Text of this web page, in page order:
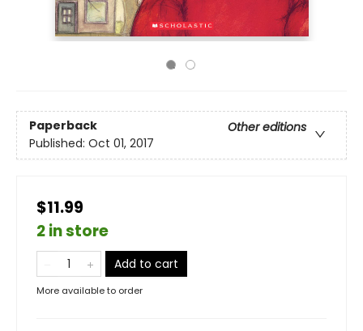
Paperback
Other editions
Published: Oct 01, 2017
$11.99
2 in store
Add to cart
More available to order